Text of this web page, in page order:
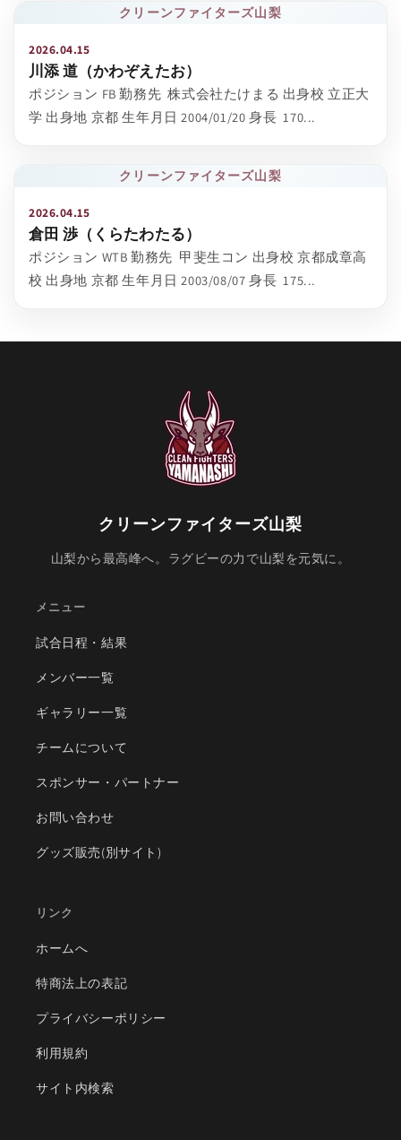
クリーンファイターズ山梨
2026.04.15
川添 道（かわぞえたお）
ポジション FB 勤務先 株式会社たけまる 出身校 立正大
学 出身地 京都 生年月日 2004/01/20 身長 170...
クリーンファイターズ山梨
2026.04.15
倉田 渉（くらたわたる）
ポジション WTB 勤務先 甲斐生コン 出身校 京都成章高
校 出身地 京都 生年月日 2003/08/07 身長 175...
クリーンファイターズ山梨
山梨から最高峰へ。ラグビーの力で山梨を元気に。
メニュー
試合日程・結果
メンバー一覧
ギャラリー一覧
チームについて
スポンサー・パートナー
お問い合わせ
グッズ販売(別サイト)
リンク
ホームへ
特商法上の表記
プライバシーポリシー
利用規約
サイト内検索